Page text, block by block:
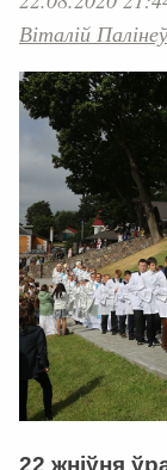
Віталій
22 жніўня